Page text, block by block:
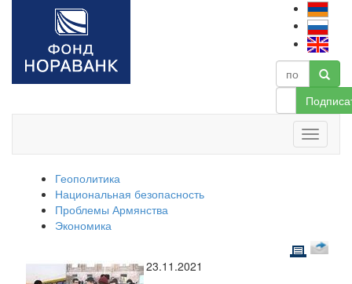
Геополитика
Национальная безопасность
Проблемы Армянства
Экономика
23.11.2021